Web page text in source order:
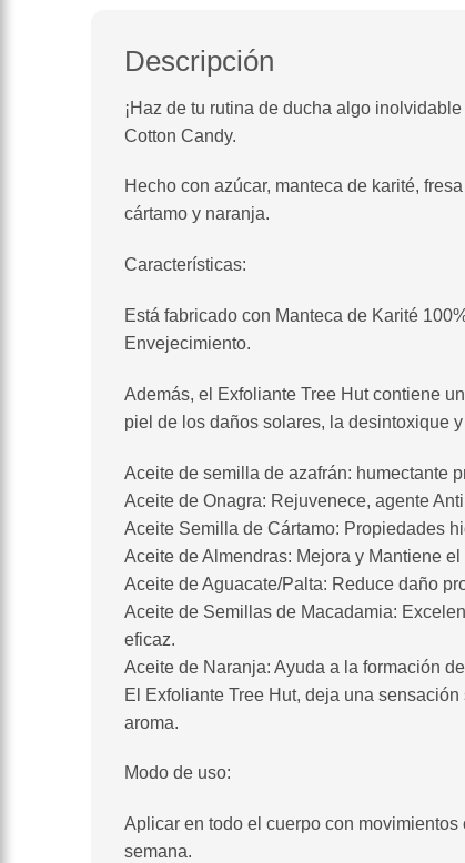
Descripción
¡Haz de tu rutina de ducha algo
Cotton Candy.
Hecho con azúcar, manteca de karité,
cártamo y naranja.
Características:
Está fabricado con Manteca de Karité
Envejecimiento.
Además, el Exfoliante Tree Hut contiene
piel de los daños solares, la desintoxique
Aceite de semilla de azafrán: humectante
Aceite de Onagra: Rejuvenece, agente
Aceite Semilla de Cártamo: Propiedades
Aceite de Almendras: Mejora y Mantiene
Aceite de Aguacate/Palta: Reduce daño
Aceite de Semillas de Macadamia:
eficaz.
Aceite de Naranja: Ayuda a la formación
El Exfoliante Tree Hut, deja una
aroma.
Modo de uso:
Aplicar en todo el cuerpo con
semana.